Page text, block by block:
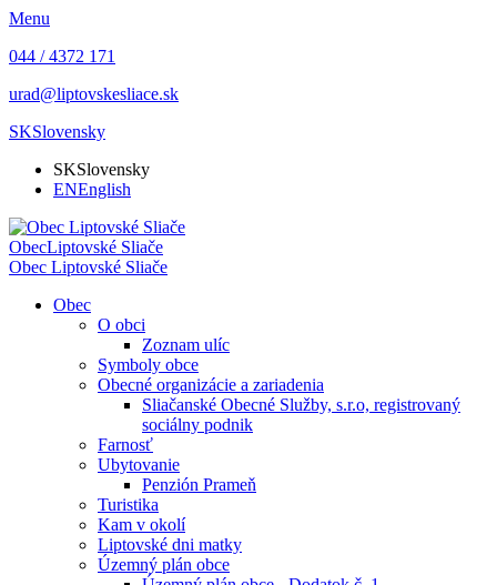
Menu
044 / 4372 171
urad@liptovskesliace.sk
SKSlovensky
SKSlovensky
ENEnglish
ObecLiptovské Sliače
Obec Liptovské Sliače
Obec
O obci
Zoznam ulíc
Symboly obce
Obecné organizácie a zariadenia
Sliačanské Obecné Služby, s.r.o, registrovaný
sociálny podnik
Farnosť
Ubytovanie
Penzión Prameň
Turistika
Kam v okolí
Liptovské dni matky
Územný plán obce